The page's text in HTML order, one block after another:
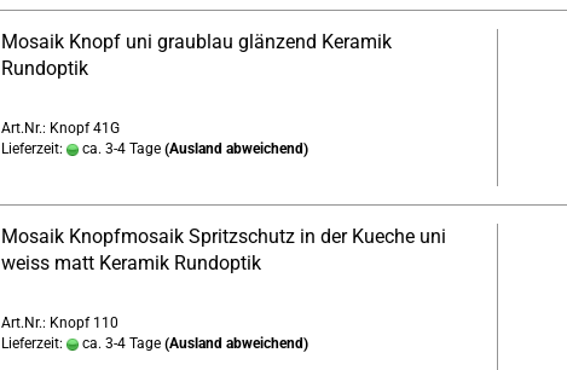
Mosaik Knopf uni graublau glänzend Keramik
Rundoptik
Art.Nr.: Knopf 41G
Lieferzeit:
ca. 3-4 Tage (Ausland abweichend)
Mosaik Knopfmosaik Spritzschutz in der Kueche uni
weiss matt Keramik Rundoptik
Art.Nr.: Knopf 110
Lieferzeit:
ca. 3-4 Tage (Ausland abweichend)